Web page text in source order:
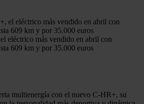
eléctrico más vendido en abril con
609 km y por 35.000 euros
multienergía con el nuevo C-HR+, su